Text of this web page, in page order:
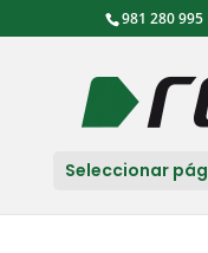
981 280 995
Seleccionar